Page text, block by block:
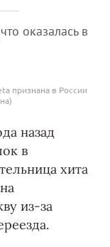
оказалась в
признана в России
назад
в
хита
из-за